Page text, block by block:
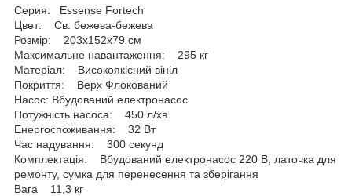
Серия: Essense Fortech
Цвет: Св. бежева-бежева
Розмір: 203х152х79 см
Максимальне навантаження: 295 кг
Матеріал: Високоякісний вініл
Покриття: Верх Флокований
Насос: Вбудований електронасос
Потужність насоса: 450 л/хв
Енергоспоживання: 32 Вт
Час надування: 300 секунд
Комплектація: Вбудований електронасос 220 В, латочка для
ремонту, сумка для перенесення та зберігання
Вага 11,3 кг